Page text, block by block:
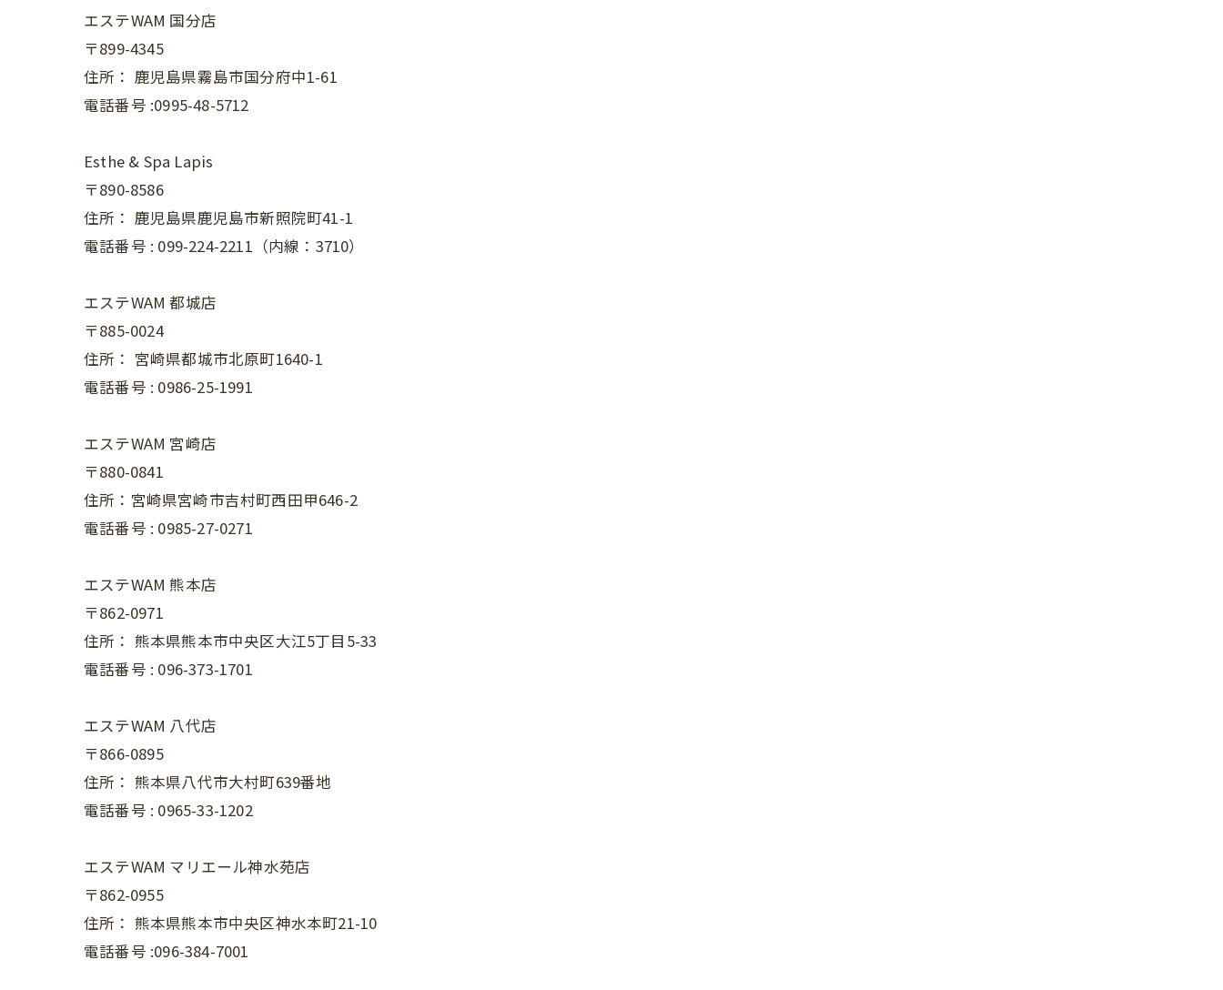
エステWAM 国分店
〒899-4345
住所： 鹿児島県霧島市国分府中1-61
電話番号 :0995-48-5712
Esthe & Spa Lapis
〒890-8586
住所： 鹿児島県鹿児島市新照院町41-1
電話番号 : 099-224-2211（内線：3710）
エステWAM 都城店
〒885-0024
住所： 宮崎県都城市北原町1640-1
電話番号 : 0986-25-1991
エステWAM 宮崎店
〒880-0841
住所：宮崎県宮崎市吉村町西田甲646-2
電話番号 : 0985-27-0271
エステWAM 熊本店
〒862-0971
住所： 熊本県熊本市中央区大江5丁目5-33
電話番号 : 096-373-1701
エステWAM 八代店
〒866-0895
住所： 熊本県八代市大村町639番地
電話番号 : 0965-33-1202
エステWAM マリエール神水苑店
〒862-0955
住所： 熊本県熊本市中央区神水本町21-10
電話番号 :096-384-7001